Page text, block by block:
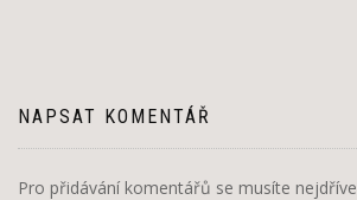
NAPSAT KOMENTÁŘ
Pro přidávání komentářů se musíte nejdříve